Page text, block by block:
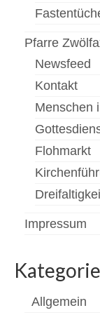
Pfarre
Newsfeed
Kontakt
Menschen
Flohmarkt
Impressum
Allgemein